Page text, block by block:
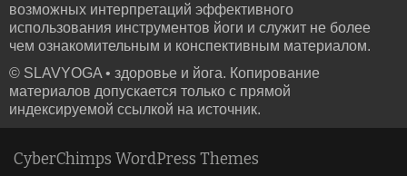
возможных интерпретаций эффективного
использования инструментов йоги и служит не более
чем ознакомительным и конспективным материалом.
© SLAVYOGA • здоровье и йога. Копирование
материалов допускается только с прямой
индексируемой ссылкой на источник.
CyberChimps WordPress Themes